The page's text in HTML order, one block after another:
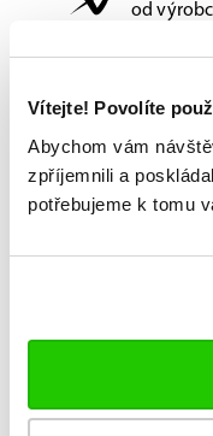
Vítejte! Povolíte
Abychom vám
zpříjemnili a
potřebujeme k tomu
od